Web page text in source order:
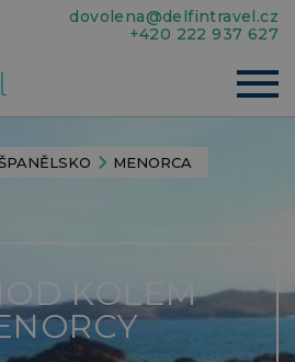
dovolena@delfintravel.cz
+420 222 937 627
MENORCA
KOLEM